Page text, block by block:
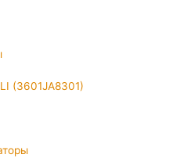
(3601JA8301)